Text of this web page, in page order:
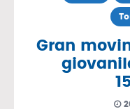
Gran